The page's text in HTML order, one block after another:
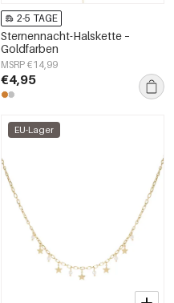
2-5 TAGE
Sternennacht-Halskette –
Goldfarben
MSRP €14,99
€4,95
EU-Lager